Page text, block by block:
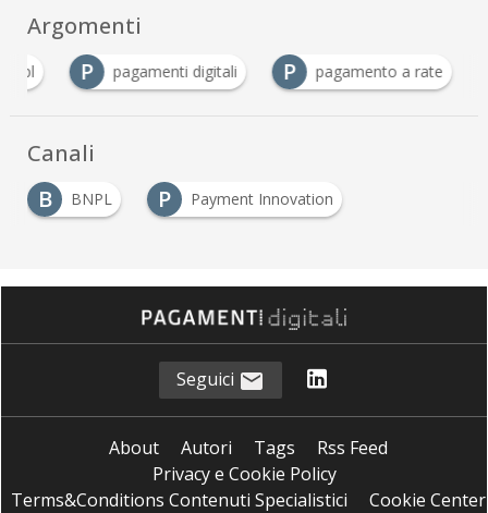
Argomenti
bnpl P pagamenti digitali P pagamento a rate
Canali
B
BNPL P Payment Innovation
Seguici
About Autori Tags
Rss Feed
Privacy e Cookie Policy
Terms&Conditions Contenuti Specialistici
Cookie Center